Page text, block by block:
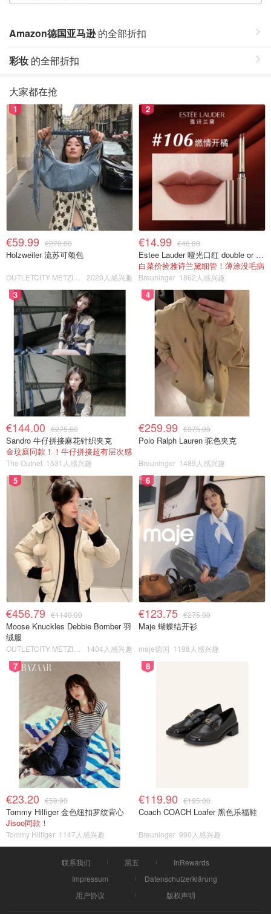
Amazon德国亚马逊的全部折扣
彩妆 的全部折扣
大家都在抢
1
€59.99 €270.00
Holzweiler 流苏可颂包
2020人感兴趣
2
€14.99 €46.00
Estee Lauder 哑光口红 double or nothing色号
白菜价捡雅诗兰黛细管！薄涂没毛病
Breuninger 1862人感兴趣
3
€144.00 €275.00
Sandro 牛仔拼接麻花针织夹克
金玟庭同款！！牛仔拼接超有层次感
The Outnet 1531人感兴趣
4
€259.99 €375.00
Polo Ralph Lauren 驼色夹克
Breuninger 1489人感兴趣
5
€456.79 €1140.00
Moose Knuckles Debbie Bomber 羽
绒服
1404人感兴趣
6
€123.75 €275.00
Maje 蝴蝶结开衫
maje德国 1198人感兴趣
7
€23.20 €59.90
Tommy Hilfiger 金色纽扣罗纹背心
Jisoo同款！
Tommy Hilfiger 1147人感兴趣
8
€119.90 €195.00
Coach COACH Loafer 黑色乐福鞋
Breuninger 990人感兴趣
联系我们 黑五
InRewards
Impressum
Datenschutzerklärung
用户协议
版权声明